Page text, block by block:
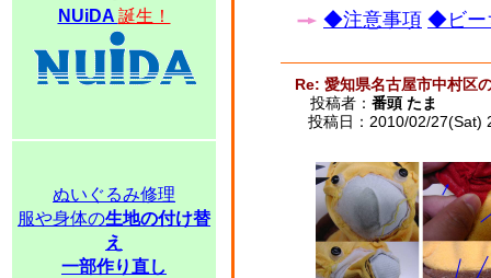
NUiDA 誕生！
ぬいぐるみ修理
服や身体の生地の付け替
え
一部作り直し
◆注意事項 ◆ビー
Re: 愛知県名古屋市中村区
投稿者： 番頭 たま
投稿日：2010/02/27(Sat)